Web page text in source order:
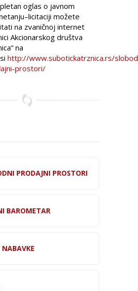
oglas o javnom
možete
na zvaničnoj internet
Akcionarskog društva
na
http://www.subotickatrznica.rs/
prostori/
PRODAJNI PROSTORI
BAROMETAR
NABAVKE